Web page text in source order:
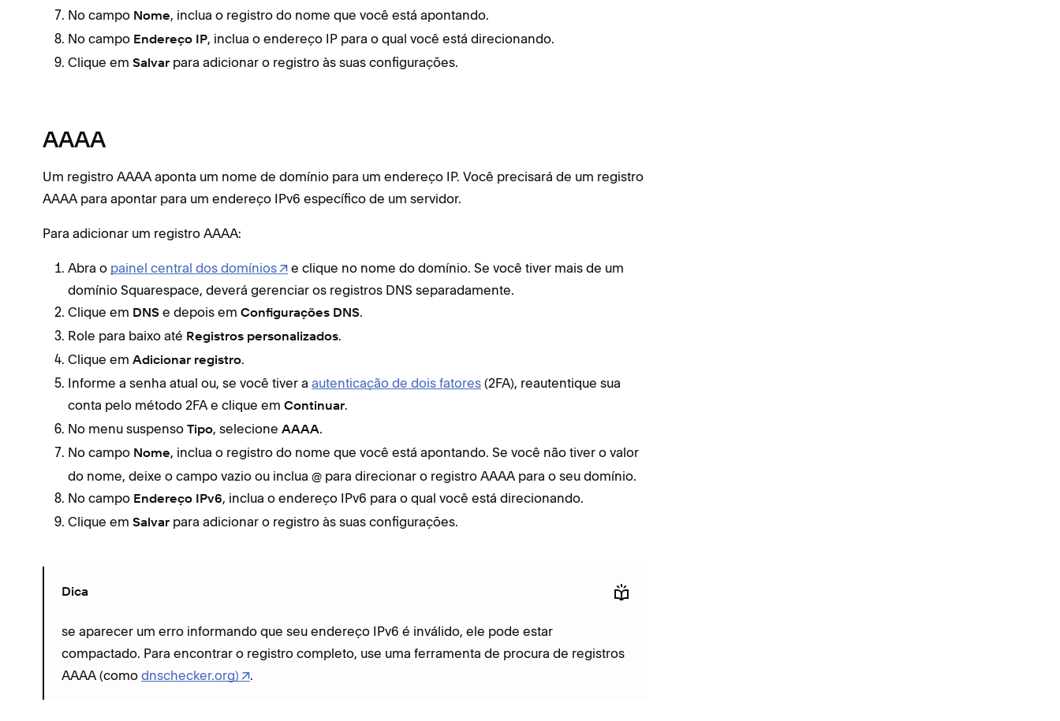
No campo Nome, inclua o registro do nome que você está apontando.
No campo Endereço IP, inclua o endereço IP para o qual você está direcionando.
Clique em Salvar para adicionar o registro às suas configurações.
AAAA
Um registro AAAA aponta um nome de domínio para um endereço IP. Você precisará de um registro
AAAA para apontar para um endereço IPv6 específico de um servidor.
Para adicionar um registro AAAA:
Abra o painel central dos domínios
e clique no nome do domínio. Se você tiver mais de um
domínio Squarespace, deverá gerenciar os registros DNS separadamente.
Clique em DNS e depois em Configurações DNS.
Role para baixo até Registros personalizados.
Clique em Adicionar registro.
Informe a senha atual ou, se você tiver a autenticação de dois fatores (2FA), reautentique sua
conta pelo método 2FA e clique em Continuar.
No menu suspenso Tipo, selecione AAAA.
No campo Nome, inclua o registro do nome que você está apontando. Se você não tiver o valor
do nome, deixe o campo vazio ou inclua @ para direcionar o registro AAAA para o seu domínio.
No campo Endereço IPv6, inclua o endereço IPv6 para o qual você está direcionando.
Clique em Salvar para adicionar o registro às suas configurações.
Dica
se aparecer um erro informando que seu endereço IPv6 é inválido, ele pode estar
compactado. Para encontrar o registro completo, use uma ferramenta de procura de registros
AAAA (como dnschecker.org) .